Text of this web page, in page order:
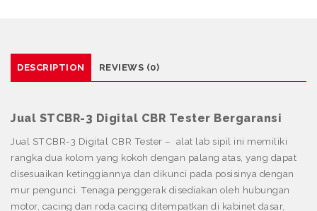
DESCRIPTION REVIEWS (0)
Jual STCBR-3 Digital CBR Tester Bergaransi
Jual STCBR-3 Digital CBR Tester – alat lab sipil ini memiliki
rangka dua kolom yang kokoh dengan palang atas, yang dapat
disesuaikan ketinggiannya dan dikunci pada posisinya dengan
mur pengunci. Tenaga penggerak disediakan oleh hubungan
motor, cacing dan roda cacing ditempatkan di kabinet dasar,